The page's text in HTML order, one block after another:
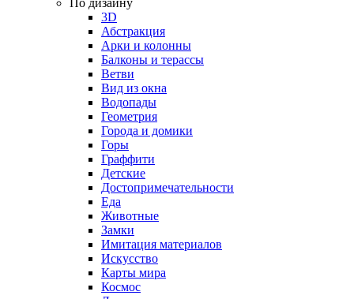
По дизайну
3D
Абстракция
Арки и колонны
Балконы и терассы
Ветви
Вид из окна
Водопады
Геометрия
Города и домики
Горы
Граффити
Детские
Достопримечательности
Еда
Животные
Замки
Имитация материалов
Искусство
Карты мира
Космос